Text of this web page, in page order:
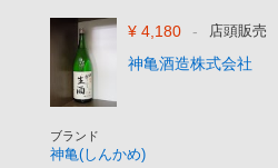
¥ 4,180 - 店頭販売
神亀酒造株式会社
ブランド
神亀(しんかめ)